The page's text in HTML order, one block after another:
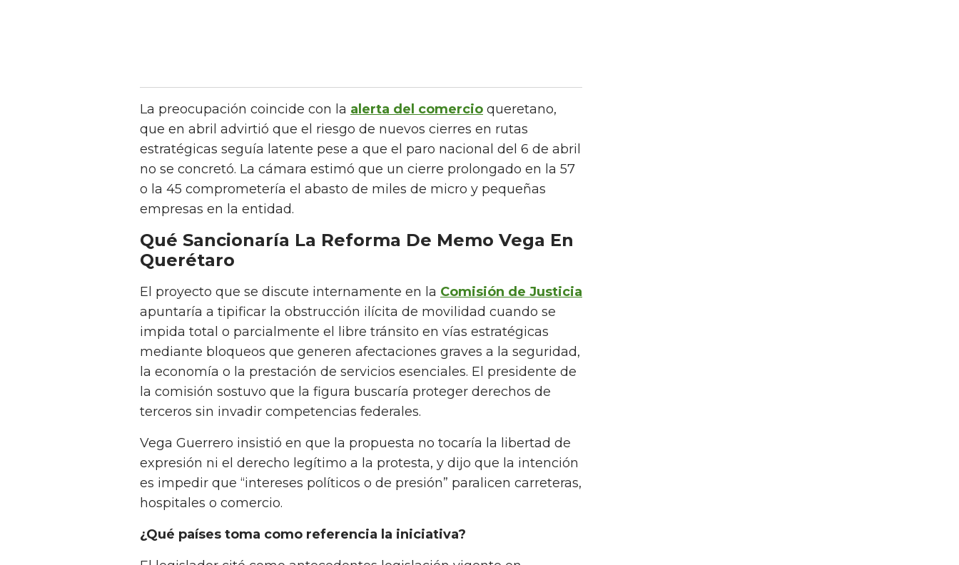
La preocupación coincide con la alerta del comercio queretano,
que en abril advirtió que el riesgo de nuevos cierres en rutas
estratégicas seguía latente pese a que el paro nacional del 6 de abril
no se concretó. La cámara estimó que un cierre prolongado en la 57
o la 45 comprometería el abasto de miles de micro y pequeñas
empresas en la entidad.
Qué Sancionaría La Reforma De Memo Vega En
Querétaro
El proyecto que se discute internamente en la Comisión de Justicia
apuntaría a tipificar la obstrucción ilícita de movilidad cuando se
impida total o parcialmente el libre tránsito en vías estratégicas
mediante bloqueos que generen afectaciones graves a la seguridad,
la economía o la prestación de servicios esenciales. El presidente de
la comisión sostuvo que la figura buscaría proteger derechos de
terceros sin invadir competencias federales.
Vega Guerrero insistió en que la propuesta no tocaría la libertad de
expresión ni el derecho legítimo a la protesta, y dijo que la intención
es impedir que “intereses políticos o de presión” paralicen carreteras,
hospitales o comercio.
¿Qué países toma como referencia la iniciativa?